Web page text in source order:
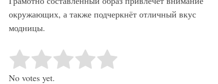
окружающих, а также подчеркнёт отличный вкус
модницы.
Rate this item: Submit Rating
No votes yet.